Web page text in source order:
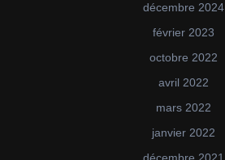
décembre 2024
février 2023
octobre 2022
avril 2022
mars 2022
janvier 2022